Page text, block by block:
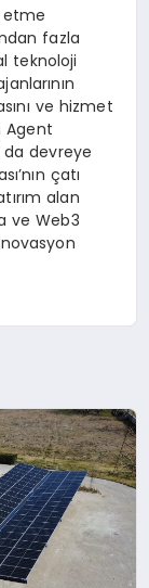
etme
fazla
teknoloji
ve hizmet
Agent
da devreye
çatı
alan
ve Web3